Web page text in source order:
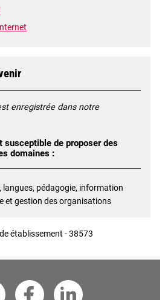
enregistrée dans notre
susceptible de proposer des
domaines :
langues, pédagogie, information
et gestion des organisations
établissement - 38573